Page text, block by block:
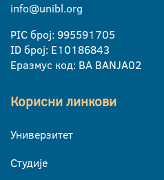
info@unibl.org
PIC број: 995591705
ID број: E10186843
Еразмус код: BA BANJA02
Корисни линкови
Универзитет
Студије